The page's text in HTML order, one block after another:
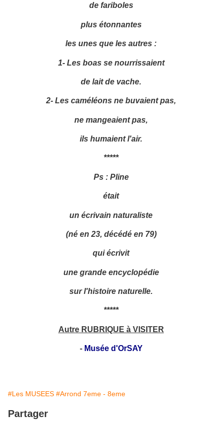
de fariboles
plus étonnantes
les unes que les autres :
1- Les boas se nourrissaient
de lait de vache.
2- Les caméléons ne buvaient pas,
ne mangeaient pas,
ils humaient l'air.
*****
Ps : Pline
était
un écrivain naturaliste
(né en 23, décédé en 79)
qui écrivit
une grande encyclopédie
sur l'histoire naturelle.
*****
Autre RUBRIQUE à VISITER
- Musée d'OrSAY
#Les MUSEES #Arrond 7eme - 8eme
Partager